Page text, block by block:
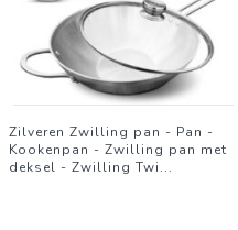
Zilveren Zwilling pan - Pan -
Kookenpan - Zwilling pan met
deksel - Zwilling Twi...